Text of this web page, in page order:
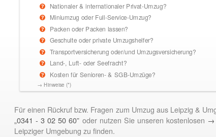
Nationaler & internationaler Privat-Umzug?
Miniumzug oder Full-Service-Umzug?
Packen oder Packen lassen?
Geschulte oder private Umzugshelfer?
Transportversicherung oder/und Umzugsversicherung?
Land-, Luft- oder Seefracht?
Kosten für Senioren- & SGB-Umzüge?
→ Hinweise (*)
Für einen Rückruf bzw. Fragen zum Umzug aus Leipzig &
„0341 - 3 02 50 60” oder nutzen Sie unseren kostenlosen →
Leipziger Umgebung zu finden.